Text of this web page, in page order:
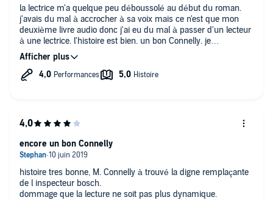
la lectrice m'a quelque peu déboussolé au début du roman.
j'avais du mal à accrocher à sa voix mais ce n'est que mon
deuxième livre audio donc j'ai eu du mal à passer d'un lecteur
à une lectrice. l'histoire est bien. un bon Connelly. je
recommande !
histoire tres bonne, M. Connelly à trouvé la digne remplaçante
de l inspecteur bosch.
dommage que la lecture ne soit pas plus dynamique.
encore un bon Connelly